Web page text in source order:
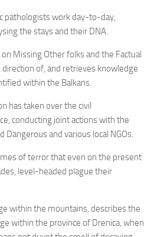
pathologists work day-to-day,
the stays and their DNA.
Missing Other folks and the Factual
of, and retrieves knowledge
within the Balkans.
has taken over the civil
conducting joint actions with the
Dangerous and various local NGOs.
of terror that even on the present
level-headed plague their
within the mountains, describes the
within the province of Drenica, when